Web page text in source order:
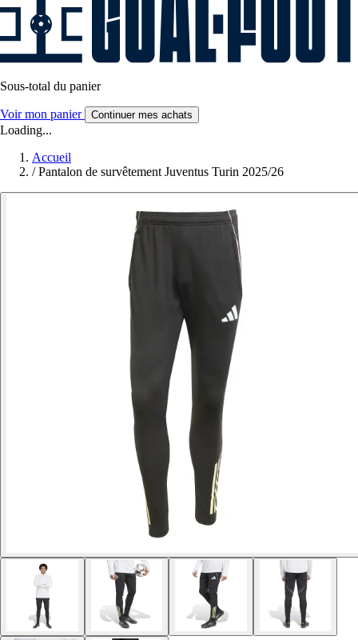
Sous-total du panier
Voir mon panier Continuer mes achats
Loading...
Accueil
/ Pantalon de survêtement Juventus Turin 2025/26